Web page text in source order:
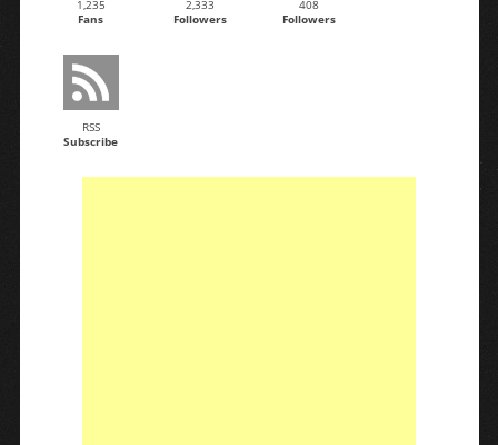
1,235
Fans
2,333
Followers
408
Followers
RSS
Subscribe